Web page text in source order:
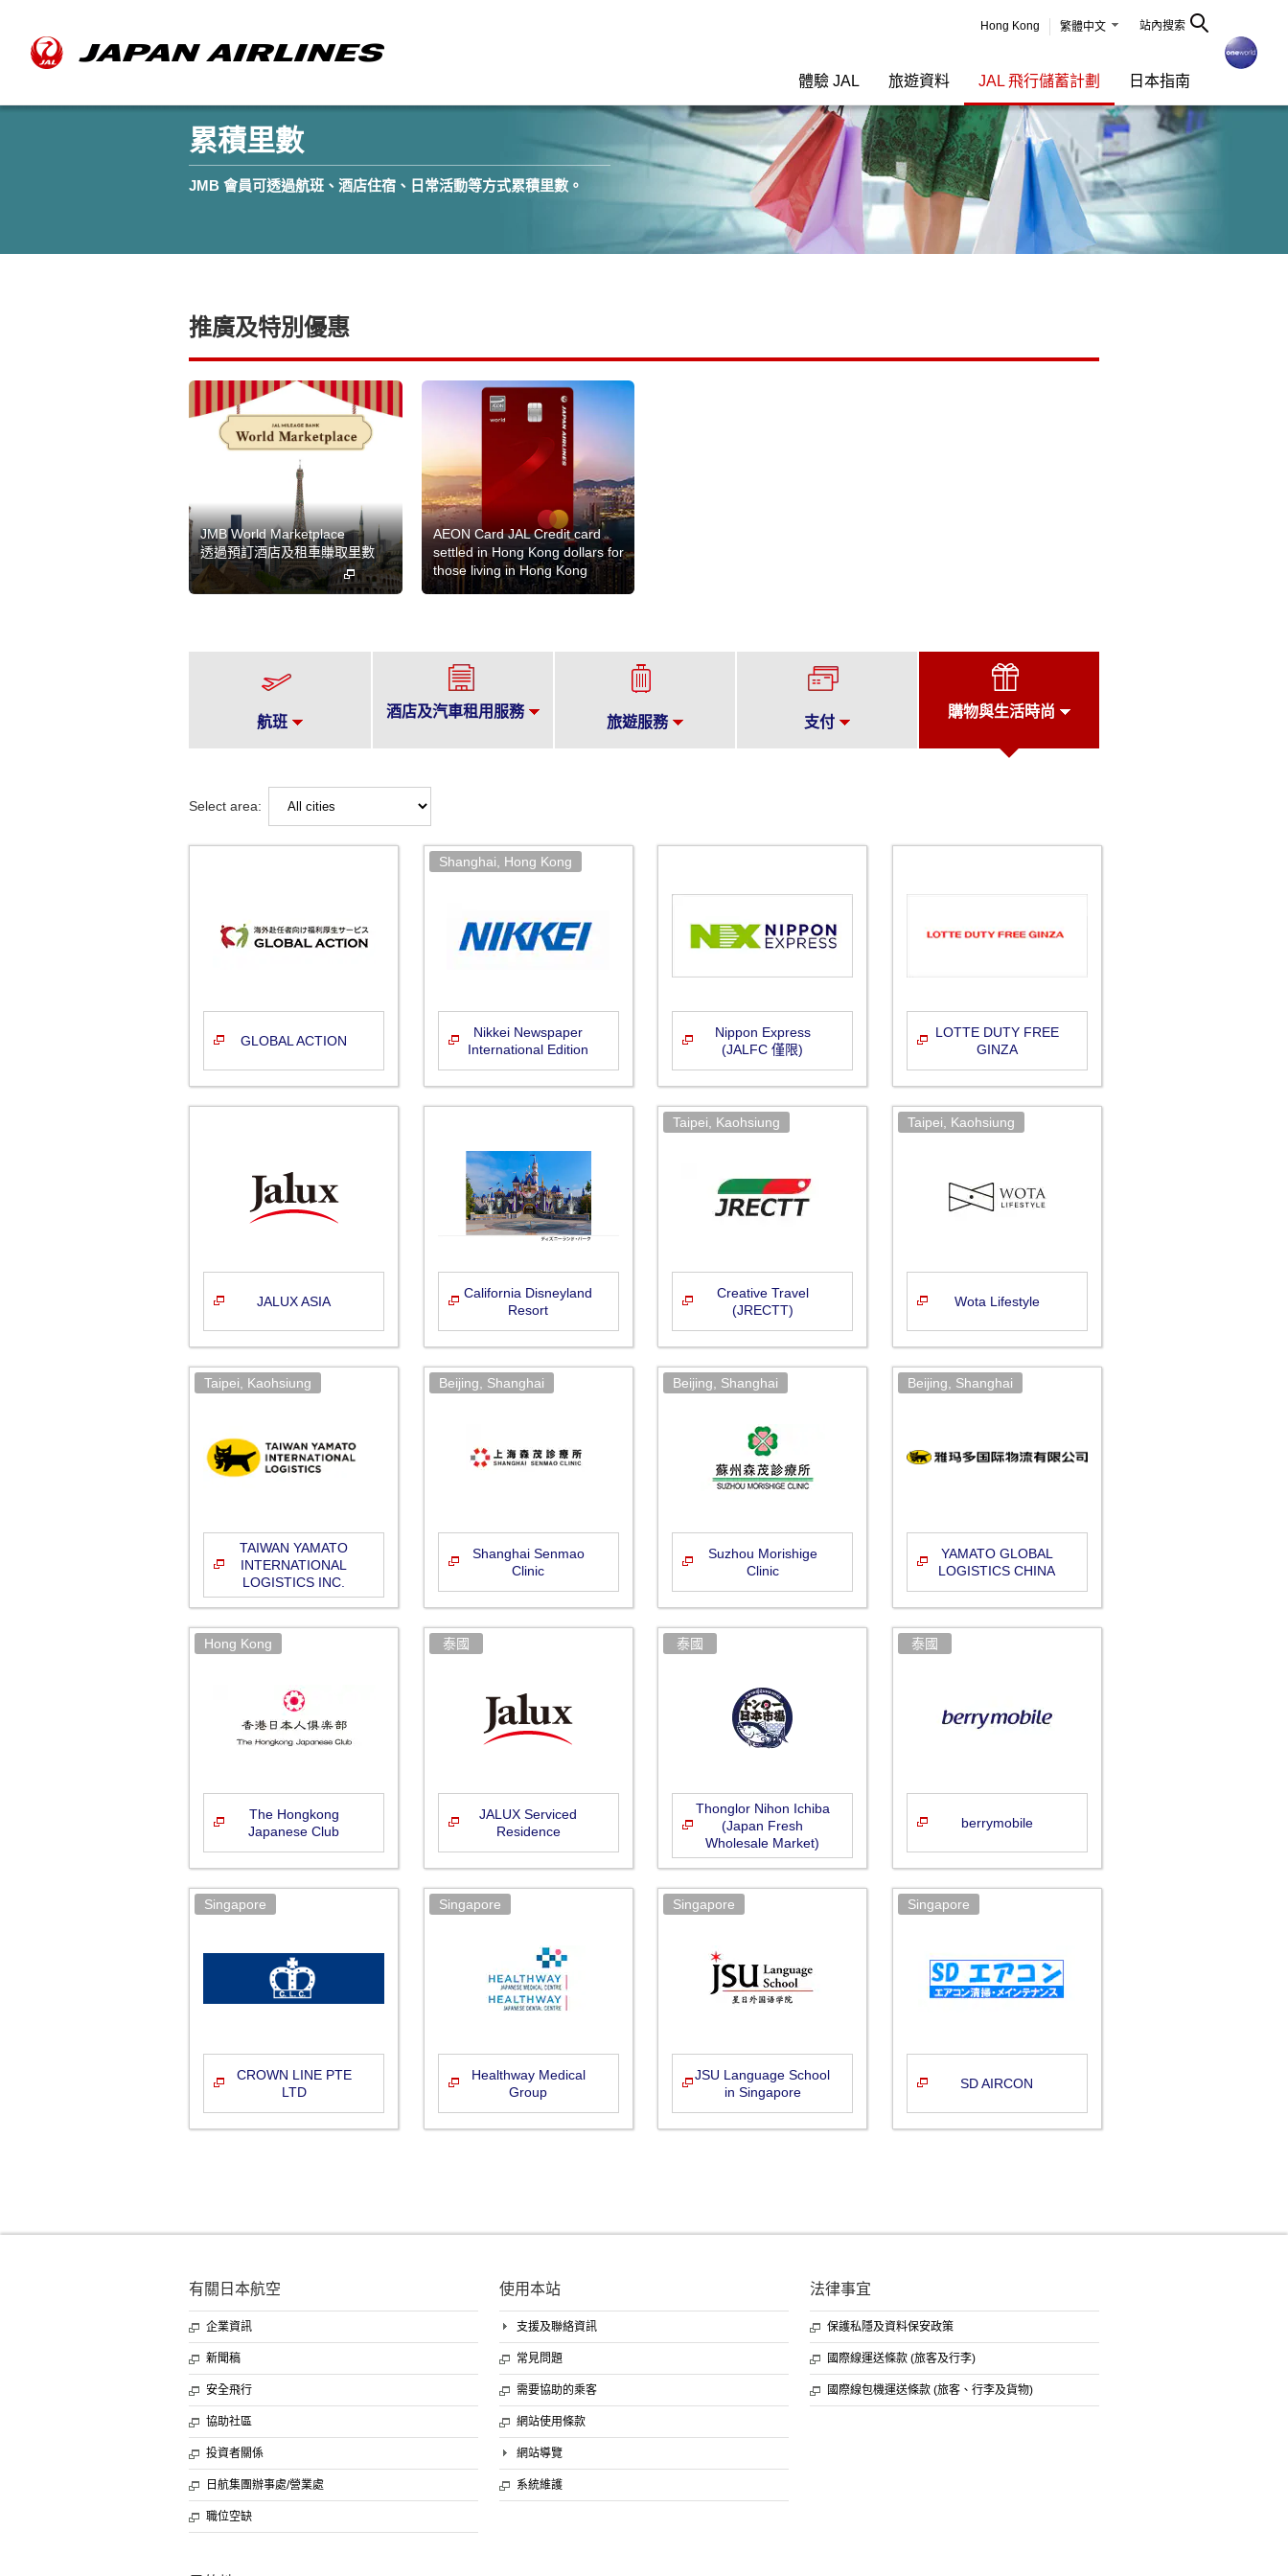
Hong Kong 繁體中文 站內搜索
體驗 JAL 旅遊資料 JAL 飛行儲蓄計劃 日本指南
累積里數
JMB 會員可透過航班、酒店住宿、日常活動等方式累積里數。
推廣及特別優惠
JMB World Marketplace
透過預訂酒店及租車賺取里數
AEON Card JAL Credit card
settled in Hong Kong dollars for
those living in Hong Kong
航班
酒店及汽車租用服務
旅遊服務 支付
購物與生活時尚
Select area:
GLOBAL ACTION
Nikkei Newspaper
International Edition
Nippon Express
(JALFC 僅限)
LOTTE DUTY FREE
GINZA
JALUX ASIA
California Disneyland
Resort
Creative Travel
(JRECTT)
Wota Lifestyle
TAIWAN YAMATO
INTERNATIONAL
LOGISTICS INC.
Shanghai Senmao
Clinic
Suzhou Morishige
Clinic
YAMATO GLOBAL
LOGISTICS CHINA
The Hongkong
Japanese Club
JALUX Serviced
Residence
Thonglor Nihon Ichiba
(Japan Fresh
Wholesale Market)
berrymobile
CROWN LINE PTE
LTD
Healthway Medical
Group
JSU Language School
in Singapore
SD AIRCON
有關日本航空
企業資訊
新聞稿
安全飛行
協助社區
投資者關係
日航集團辦事處/營業處
職位空缺
使用本站
支援及聯絡資訊
常見問題
需要協助的乘客
網站使用條款
網站導覽
系統維護
法律事宜
保護私隱及資料保安政策
國際線運送條款 (旅客及行李)
國際線包機運送條款 (旅客、行李及貨物)